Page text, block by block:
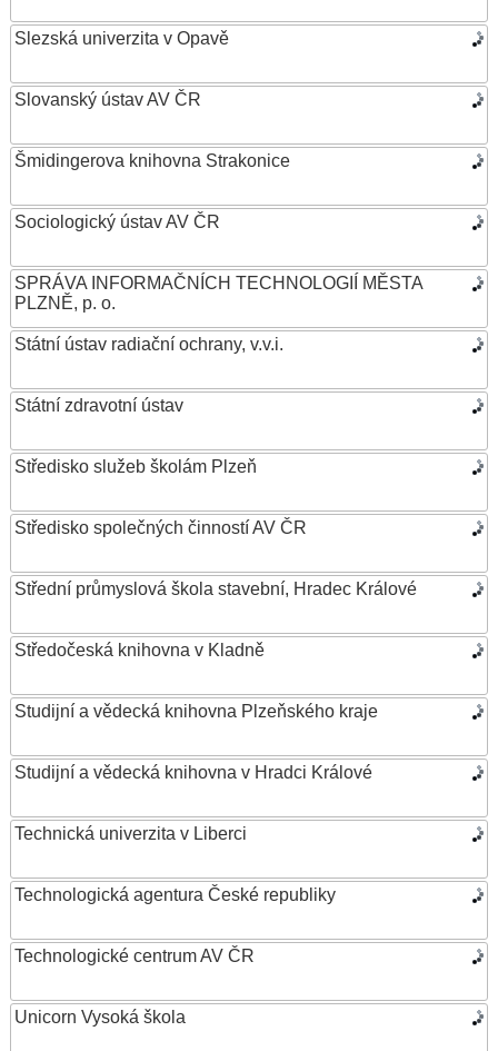
Slezská univerzita v Opavě
Slovanský ústav AV ČR
Šmidingerova knihovna Strakonice
Sociologický ústav AV ČR
SPRÁVA INFORMAČNÍCH TECHNOLOGIÍ MĚSTA
PLZNĚ, p. o.
Státní ústav radiační ochrany, v.v.i.
Státní zdravotní ústav
Středisko služeb školám Plzeň
Středisko společných činností AV ČR
Střední průmyslová škola stavební, Hradec Králové
Středočeská knihovna v Kladně
Studijní a vědecká knihovna Plzeňského kraje
Studijní a vědecká knihovna v Hradci Králové
Technická univerzita v Liberci
Technologická agentura České republiky
Technologické centrum AV ČR
Unicorn Vysoká škola